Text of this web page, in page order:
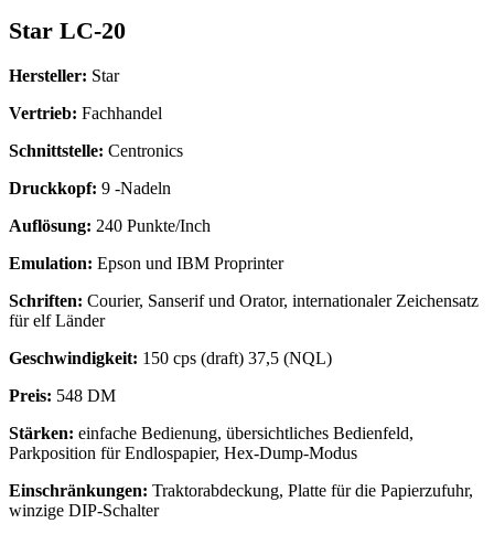
Star LC-20
Hersteller: Star
Vertrieb: Fachhandel
Schnittstelle: Centronics
Druckkopf: 9 -Nadeln
Auflösung: 240 Punkte/Inch
Emulation: Epson und IBM Proprinter
Schriften: Courier, Sanserif und Orator, internationaler Zeichensatz
für elf Länder
Geschwindigkeit: 150 cps (draft) 37,5 (NQL)
Preis: 548 DM
Stärken: einfache Bedienung, übersichtliches Bedienfeld,
Parkposition für Endlospapier, Hex-Dump-Modus
Einschränkungen: Traktorabdeckung, Platte für die Papierzufuhr,
winzige DIP-Schalter